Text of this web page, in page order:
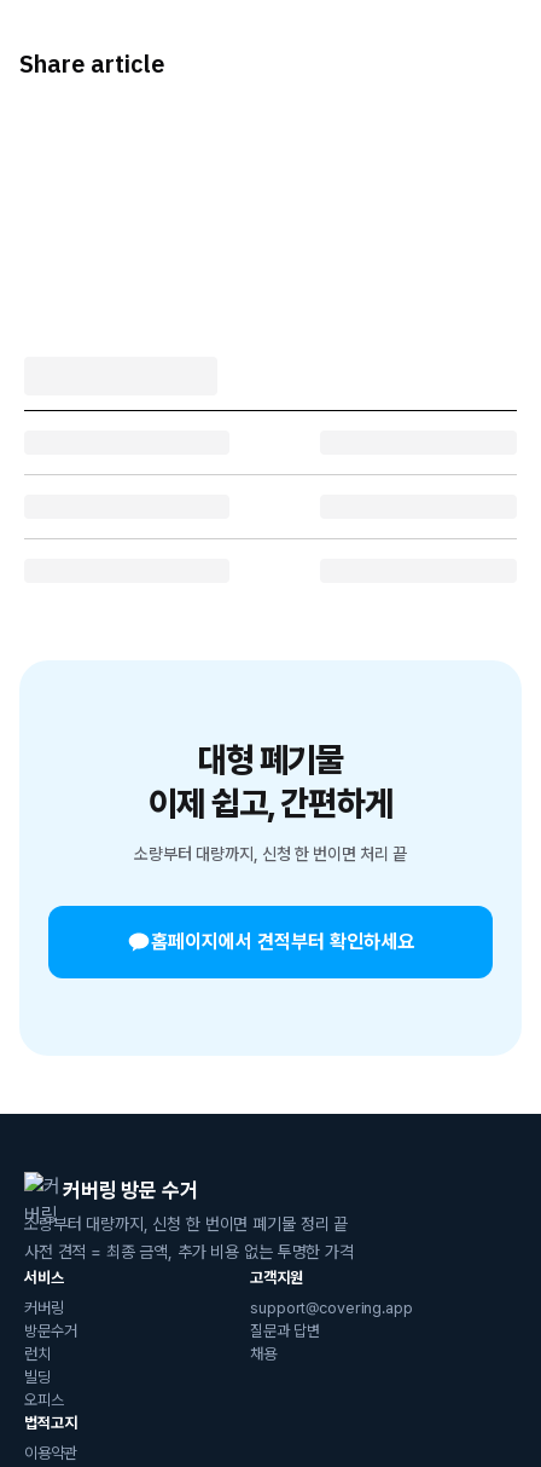
Share article
대형 폐기물
이제 쉽고, 간편하게
소량부터 대량까지, 신청 한 번이면 처리 끝
홈페이지에서 견적부터 확인하세요
커버링 방문 수거
소량부터 대량까지, 신청 한 번이면 폐기물 정리 끝
사전 견적 = 최종 금액, 추가 비용 없는 투명한 가격
서비스
커버링
방문수거
런치
빌딩
오피스
고객지원
support@covering.app
질문과 답변
채용
법적고지
이용약관